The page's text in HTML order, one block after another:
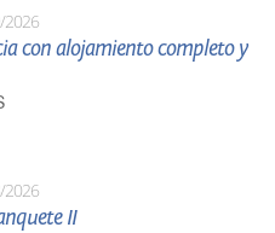
2026
con alojamiento completo y
2026
II